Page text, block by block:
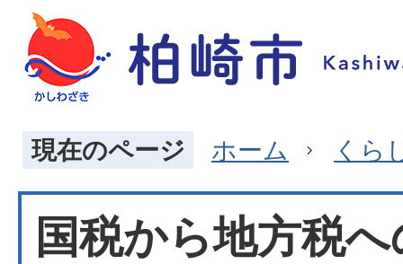
現在のページ ホーム くら
国税から地方税